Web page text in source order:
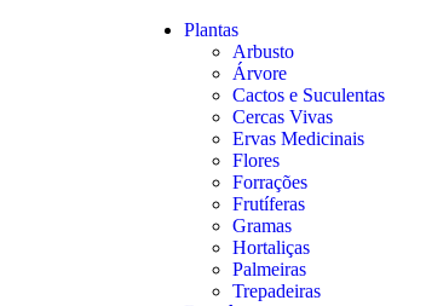
Plantas
Arbusto
Árvore
Cactos e Suculentas
Cercas Vivas
Ervas Medicinais
Flores
Forrações
Frutíferas
Gramas
Hortaliças
Palmeiras
Trepadeiras